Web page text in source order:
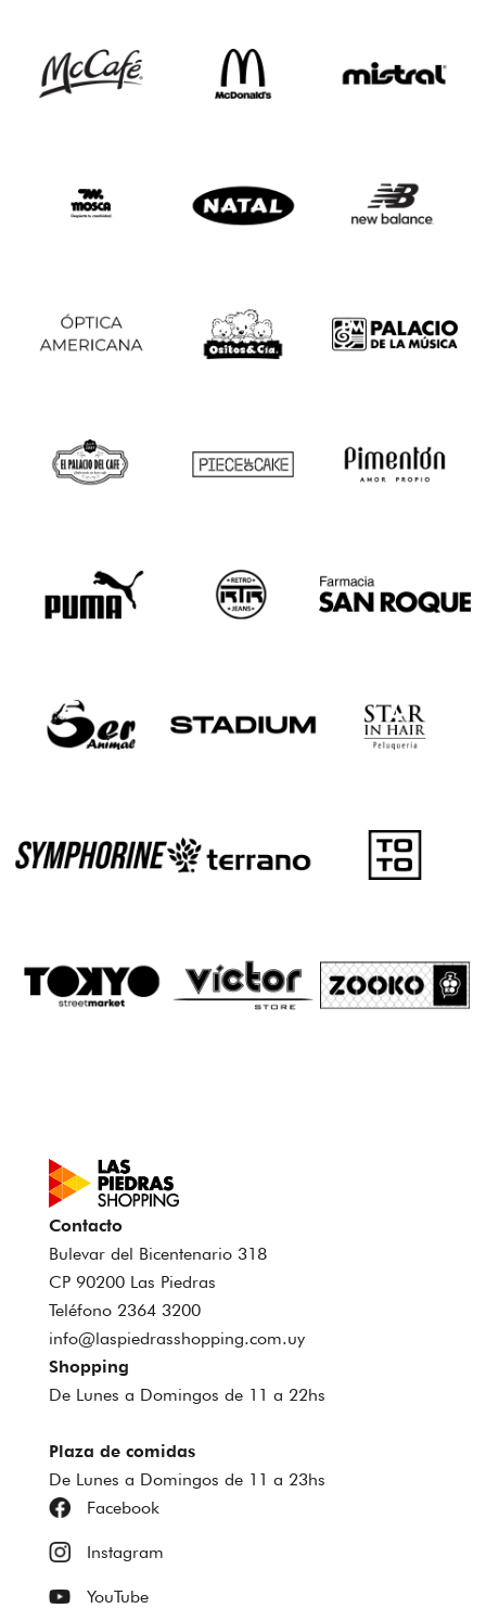
Contacto
Bulevar del Bicentenario 318
CP 90200 Las Piedras
Teléfono 2364 3200
info@laspiedrasshopping.com.uy
Shopping
De Lunes a Domingos de 11 a 22hs
Plaza de comidas
De Lunes a Domingos de 11 a 23hs
Facebook
Instagram
YouTube